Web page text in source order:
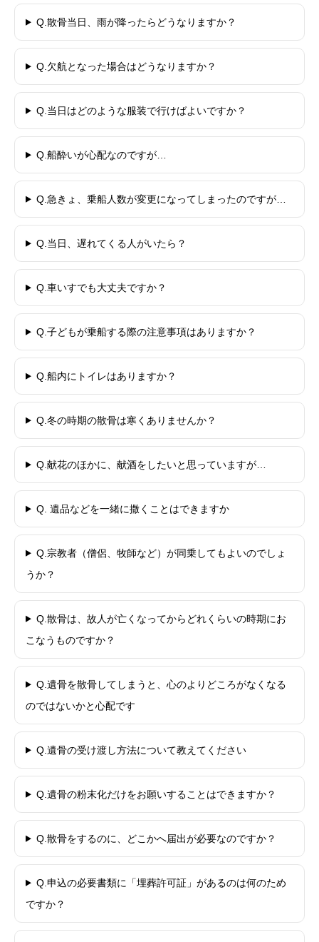
Q.散骨当日、雨が降ったらどうなりますか？
Q.欠航となった場合はどうなりますか？
Q.当日はどのような服装で行けばよいですか？
Q.船酔いが心配なのですが…
Q.急きょ、乗船人数が変更になってしまったのですが…
Q.当日、遅れてくる人がいたら？
Q.車いすでも大丈夫ですか？
Q.子どもが乗船する際の注意事項はありますか？
Q.船内にトイレはありますか？
Q.冬の時期の散骨は寒くありませんか？
Q.献花のほかに、献酒をしたいと思っていますが…
Q. 遺品などを一緒に撒くことはできますか
Q.宗教者（僧侶、牧師など）が同乗してもよいのでしょ
うか？
Q.散骨は、故人が亡くなってからどれくらいの時期にお
こなうものですか？
Q.遺骨を散骨してしまうと、心のよりどころがなくなる
のではないかと心配です
Q.遺骨の受け渡し方法について教えてください
Q.遺骨の粉末化だけをお願いすることはできますか？
Q.散骨をするのに、どこかへ届出が必要なのですか？
Q.申込の必要書類に「埋葬許可証」があるのは何のため
ですか？